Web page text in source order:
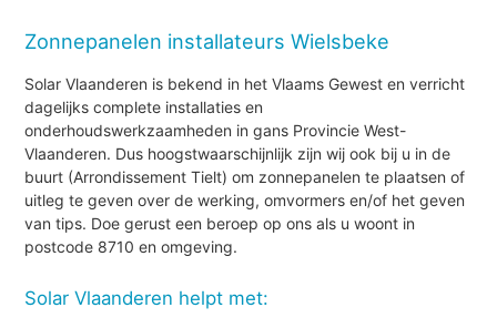
Zonnepanelen installateurs Wielsbeke
Solar Vlaanderen is bekend in het Vlaams Gewest en verricht
dagelijks complete installaties en
onderhoudswerkzaamheden in gans Provincie West-
Vlaanderen. Dus hoogstwaarschijnlijk zijn wij ook bij u in de
buurt (Arrondissement Tielt) om zonnepanelen te plaatsen of
uitleg te geven over de werking, omvormers en/of het geven
van tips. Doe gerust een beroep op ons als u woont in
postcode 8710 en omgeving.
Solar Vlaanderen helpt met: